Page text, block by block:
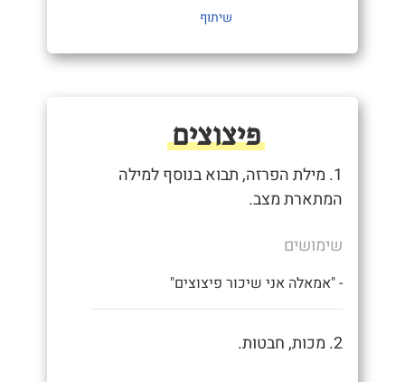
שיתוף
פיצוצים
1. מילת הפרזה, תבוא בנוסף למילה
המתארת מצב.
שימושים
- "אמאלה אני שיכור פיצוצים"
2. מכות, חבטות.